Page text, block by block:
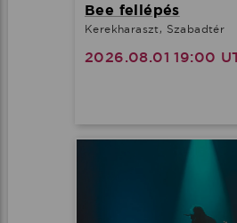
Bee fellépés
Kerekharaszt, Szabadtér
2026.08.01 19:00